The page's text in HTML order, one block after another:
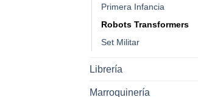
Primera Infancia
Robots Transformers
Set Militar
Librería
Marroquinería